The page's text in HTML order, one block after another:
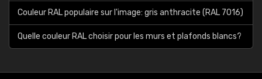
Couleur RAL populaire sur l'image: gris anthracite (RAL 7016)
Quelle couleur RAL choisir pour les murs et plafonds blancs?